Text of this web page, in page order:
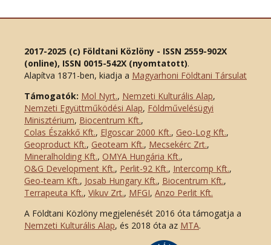
2017-2025 (c) Földtani Közlöny - ISSN 2559-902X
(online), ISSN 0015-542X (nyomtatott).
Alapítva 1871-ben, kiadja a Magyarhoni Földtani Társulat
Támogatók: Mol Nyrt., Nemzeti Kulturális Alap,
Nemzeti Együttműködési Alap, Földművelésügyi
Minisztérium, Biocentrum Kft.,
Colas Északkő Kft., Elgoscar 2000 Kft., Geo-Log Kft.,
Geoproduct Kft., Geoteam Kft., Mecsekérc Zrt.,
Mineralholding Kft., OMYA Hungária Kft.,
O&G Development Kft., Perlit-92 Kft., Intercomp Kft.,
Geo-team Kft., Josab Hungary Kft., Biocentrum Kft.,
Terrapeuta Kft., Vikuv Zrt., MFGI, Anzo Perlit Kft.
A Földtani Közlöny megjelenését 2016 óta támogatja a
Nemzeti Kulturális Alap, és 2018 óta az MTA.